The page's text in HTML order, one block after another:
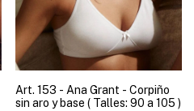
Art. 153 - Ana Grant - Corpiño
sin aro y base ( Talles: 90 a 105 )